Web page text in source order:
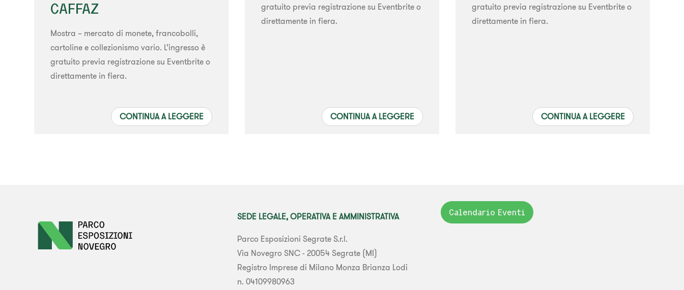
CAFFAZ
Mostra – mercato di monete, francobolli,
cartoline e collezionismo vario. L’ingresso è
gratuito previa registrazione su Eventbrite o
direttamente in fiera.
CONTINUA A LEGGERE
gratuito previa registrazione su Eventbrite o
direttamente in fiera.
CONTINUA A LEGGERE
gratuito previa registrazione su Eventbrite o
direttamente in fiera.
CONTINUA A LEGGERE
SEDE LEGALE, OPERATIVA E AMMINISTRATIVA
Parco Esposizioni Segrate S.r.l.
Via Novegro SNC - 20054 Segrate (MI)
Registro Imprese di Milano Monza Brianza Lodi
n. 04109980963
Calendario Eventi